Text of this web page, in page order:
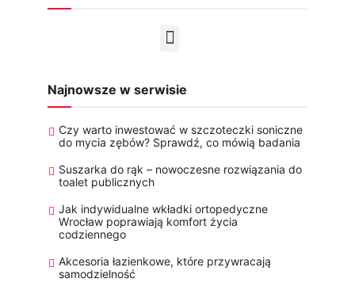
Najnowsze w serwisie
Czy warto inwestować w szczoteczki soniczne
do mycia zębów? Sprawdź, co mówią badania
Suszarka do rąk – nowoczesne rozwiązania do
toalet publicznych
Jak indywidualne wkładki ortopedyczne
Wrocław poprawiają komfort życia
codziennego
Akcesoria łazienkowe, które przywracają
samodzielność